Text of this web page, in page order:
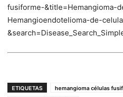
fusiforme-&title=Hemangioma-
Hemangioendotelioma-de-
ETIQUETAS hemangioma células